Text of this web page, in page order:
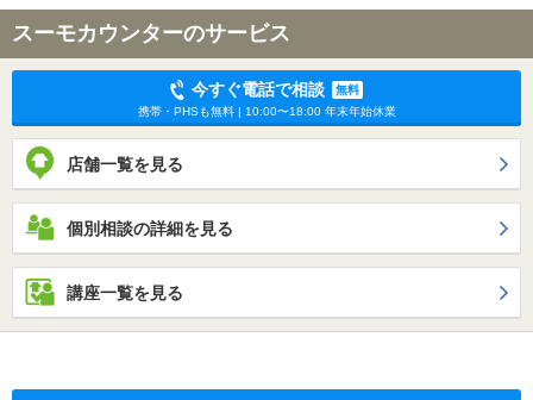
スーモカウンターのサービス
今すぐ電話で相談
無料
携帯・PHSも無料 | 10:00〜18:00 年末年始休業
店舗一覧を見る
個別相談の詳細を見る
講座一覧を見る